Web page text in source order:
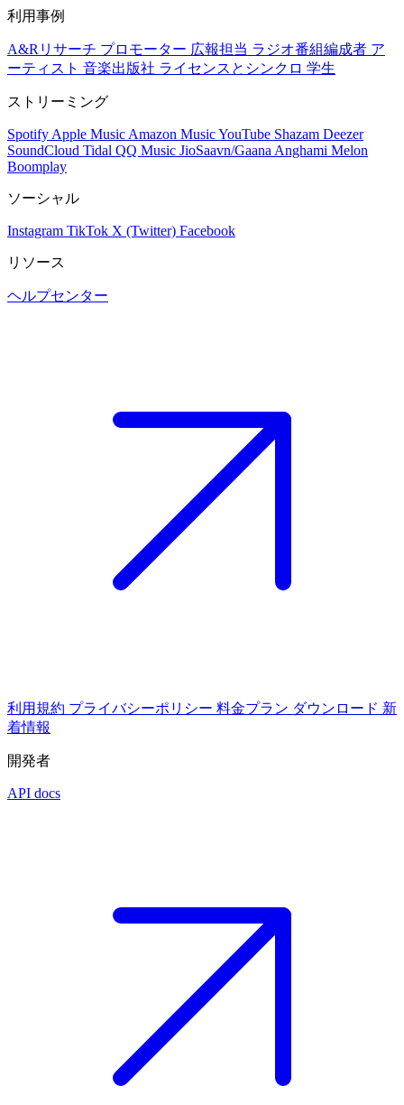
利用事例
A&Rリサーチ プロモーター 広報担当 ラジオ番組編成者 ア
ーティスト 音楽出版社 ライセンスとシンクロ 学生
ストリーミング
Spotify Apple Music Amazon MusicYouTube Shazam Deezer
SoundCloud Tidal QQ Music JioSaavn/Gaana Anghami Melon
Boomplay
ソーシャル
Instagram TikTok X (Twitter) Facebook
リソース
ヘルプセンター
利用規約 プライバシーポリシー 料金プラン ダウンロード 新
着情報
開発者
API docs